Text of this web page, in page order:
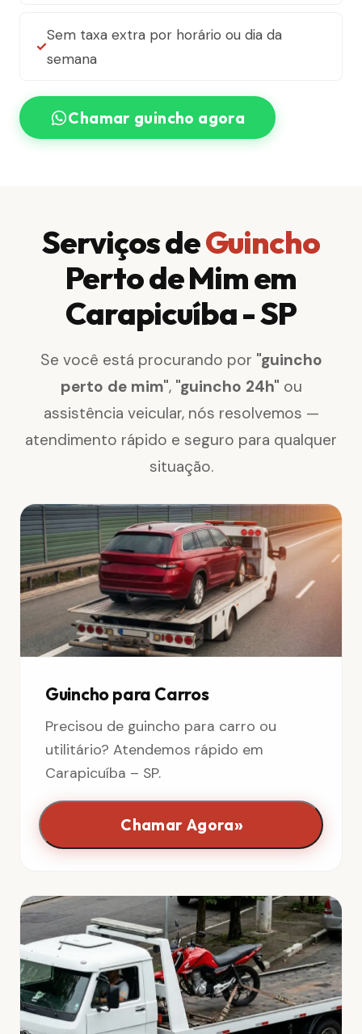
Sem taxa extra por horário ou dia da
semana
Chamar guincho agora
Serviços deGuincho
Perto de Mim em
Carapicuíba - SP
Se você está procurando por "guincho
perto de mim", "guincho 24h" ou
assistência veicular, nós resolvemos —
atendimento rápido e seguro para qualquer
situação.
Guincho para Carros
Precisou de guincho para carro ou
utilitário? Atendemos rápido em
Carapicuíba – SP.
Chamar Agora»